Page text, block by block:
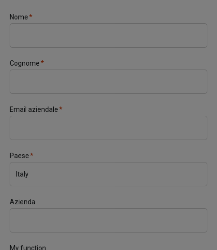
Nome*
Cognome*
Email aziendale*
Paese*
Azienda
My function